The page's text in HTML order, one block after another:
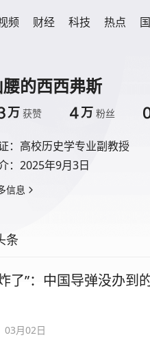
频 财经 科技 热点
腰的西西弗斯
万 获赞 4万 粉丝
： 高校历史学专业副教授
： 2025年9月3日
信息
条
了”：中国导弹没办到
03月02日